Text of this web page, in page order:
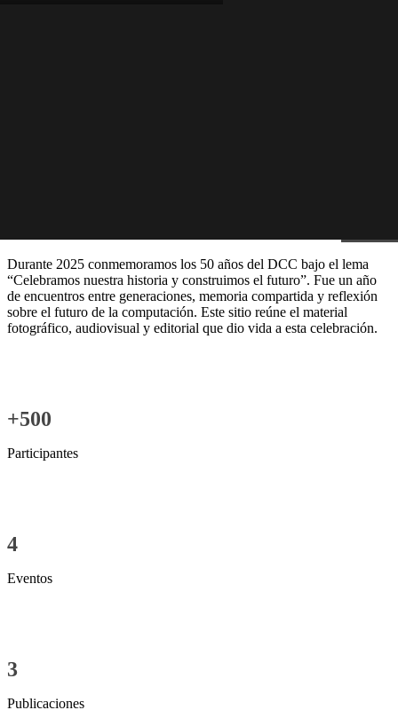
Durante 2025 conmemoramos los 50 años del DCC bajo el lema
“Celebramos nuestra historia y construimos el futuro”. Fue un año
de encuentros entre generaciones, memoria compartida y reflexión
sobre el futuro de la computación. Este sitio reúne el material
fotográfico, audiovisual y editorial que dio vida a esta celebración.
+500
Participantes
4
Eventos
3
Publicaciones